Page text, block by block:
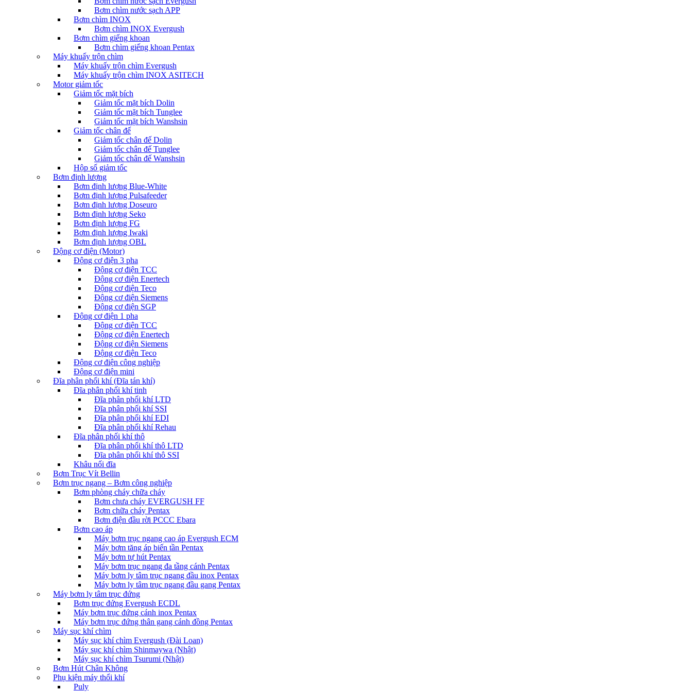
Bơm chìm nước sạch APP
Bơm chìm INOX
Bơm chìm INOX Evergush
Bơm chìm giếng khoan
Bơm chìm giếng khoan Pentax
Máy khuấy trộn chìm
Máy khuấy trộn chìm Evergush
Máy khuấy trộn chìm INOX ASITECH
Motor giảm tốc
Giảm tốc mặt bích
Giảm tốc mặt bích Dolin
Giảm tốc mặt bích Tunglee
Giảm tốc mặt bích Wanshsin
Giảm tốc chân đế
Giảm tốc chân đế Dolin
Giảm tốc chân đế Tunglee
Giảm tốc chân đế Wanshsin
Hộp số giảm tốc
Bơm định lượng
Bơm định lượng Blue-White
Bơm định lượng Pulsafeeder
Bơm định lượng Doseuro
Bơm định lượng Seko
Bơm định lượng FG
Bơm định lượng Iwaki
Bơm định lượng OBL
Động cơ điện (Motor)
Động cơ điện 3 pha
Động cơ điện TCC
Động cơ điện Enertech
Động cơ điện Teco
Động cơ điện Siemens
Động cơ điện SGP
Động cơ điện 1 pha
Động cơ điện TCC
Động cơ điện Enertech
Động cơ điện Siemens
Động cơ điện Teco
Động cơ điện công nghiệp
Động cơ điện mini
Đĩa phân phối khí (Đĩa tán khí)
Đĩa phân phối khí tinh
Đĩa phân phối khí LTD
Đĩa phân phối khí SSI
Đĩa phân phối khí EDI
Đĩa phân phối khí Rehau
Đĩa phân phối khí thô
Đĩa phân phối khí thô LTD
Đĩa phân phối khí thô SSI
Khâu nối đĩa
Bơm Trục Vít Bellin
Bơm trục ngang – Bơm công nghiệp
Bơm phòng cháy chữa cháy
Bơm chưa cháy EVERGUSH FF
Bơm chữa cháy Pentax
Bơm điện đầu rời PCCC Ebara
Bơm cao áp
Máy bơm trục ngang cao áp Evergush ECM
Máy bơm tăng áp biến tần Pentax
Máy bơm tự hút Pentax
Máy bơm trục ngang đa tầng cánh Pentax
Máy bơm ly tâm trục ngang đầu inox Pentax
Máy bơm ly tâm trục ngang đầu gang Pentax
Máy bơm ly tâm trục đứng
Bơm trục đứng Evergush ECDL
Máy bơm trục đứng cánh inox Pentax
Máy bơm trục đứng thân gang cánh đồng Pentax
Máy sục khí chìm
Máy sục khí chìm Evergush (Đài Loan)
Máy sục khí chìm Shinmaywa (Nhật)
Máy sục khí chìm Tsurumi (Nhật)
Bơm Hút Chân Không
Phụ kiện máy thổi khí
Puly